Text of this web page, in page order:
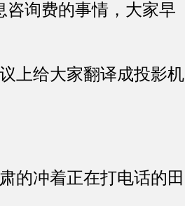
询费的事情，大家早
上给大家翻译成投影机
冲着正在打电话的田